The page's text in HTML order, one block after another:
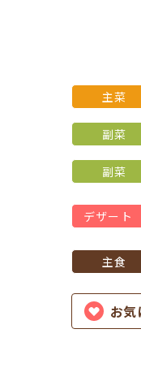
主菜
副菜
副菜
デザート
主食
お気